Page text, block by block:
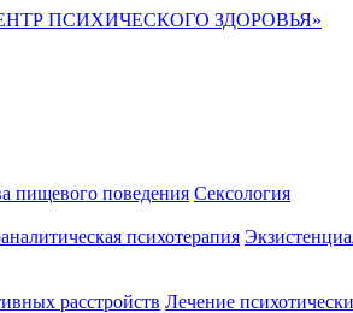
ПСИХИЧЕСКОГО ЗДОРОВЬЯ»
пищевого поведения Сексология
психотерапия
расстройств Лечение